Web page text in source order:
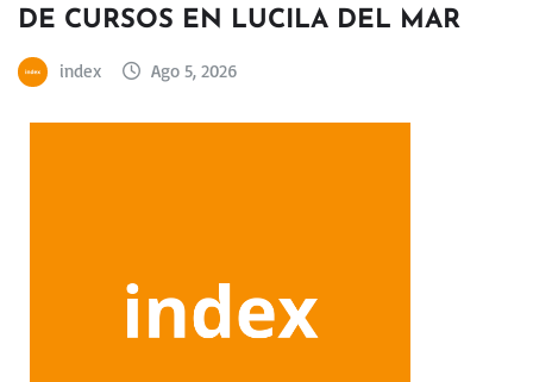
DE CURSOS EN LUCILA DEL MAR
index Ago 5, 2026